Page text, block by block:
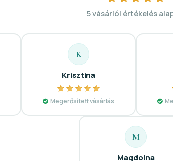
5 vásárlói értékelés
K
Krisztina
Megerősített vásárlás
M
Magdolna